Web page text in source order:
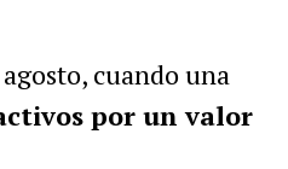
cuando una
por un valor